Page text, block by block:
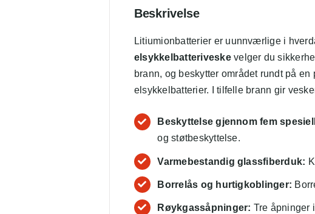
Beskrivelse
Litiumionbatterier er uunnværlige i
elsykkelbatteriveskevelger du
brann, og beskytter området rundt på
elsykkelbatterier. I tilfelle brann gir
Beskyttelse gjennom fem
og støtbeskyttelse.
Varmebestandig glassfiberduk:
Borrelås og hurtigkoblinger:
Røykgassåpninger: Tre åpninger